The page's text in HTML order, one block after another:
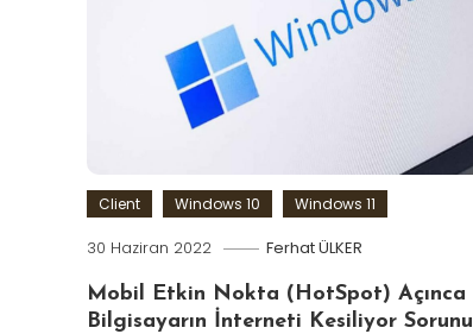
Client Windows 10 Windows 11
30 Haziran 2022 Ferhat ÜLKER
Mobil Etkin Nokta (HotSpot) Açınca
Bilgisayarın İnterneti Kesiliyor Sorunu